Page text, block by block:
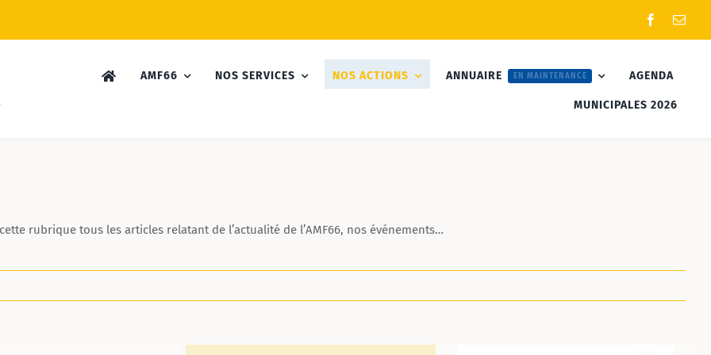
AMF66 NOS SERVICES NOS ACTIONS ANNUAIRE EN MAINTENANCE AGENDA
MUNICIPALES 2026
rubrique tous les articles relatant de l’actualité de l’AMF66, nos événements…